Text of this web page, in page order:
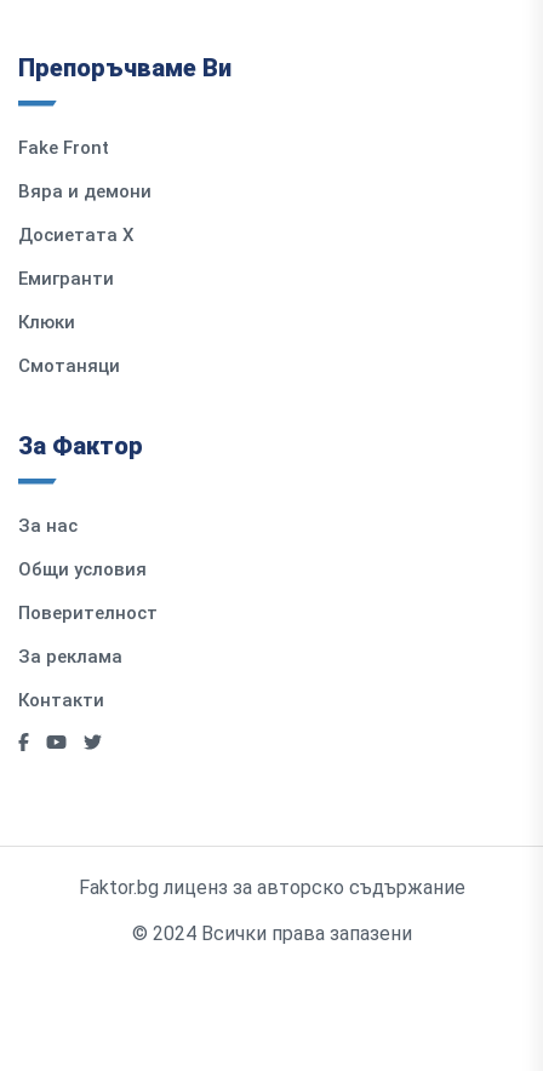
Препоръчваме Ви
Fake Front
Вяра и демони
Досиетата Х
Емигранти
Клюки
Смотаняци
За Фактор
За нас
Общи условия
Поверителност
За реклама
Контакти
Faktor.bg лиценз за авторско съдържание
© 2024 Всички права запазени